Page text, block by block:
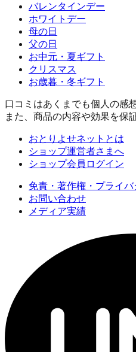
バレンタインデー
ホワイトデー
母の日
父の日
お中元・夏ギフト
クリスマス
お歳暮・冬ギフト
口コミはあくまでも個人の感
また、商品の内容や効果を保
おとりよせネットとは
ショップ運営者さまへ
ショップ会員ログイン
免責・著作権・プライ
お問い合わせ
メディア実績